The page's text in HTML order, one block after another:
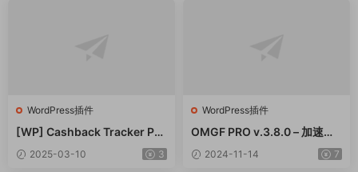
WordPress插件
[WP] Cashback Tracker Pro
v2.6.4 退款追蹤器插件下載
2025-03-10 3
WordPress插件
OMGF PRO v.3.8.0 – 加速谷
歌字體本地化GDPR優化 破解
版插件下載
2024-11-14 7